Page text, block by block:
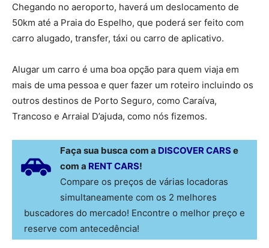
Chegando no aeroporto, haverá um deslocamento de
50km até a Praia do Espelho, que poderá ser feito com
carro alugado, transfer, táxi ou carro de aplicativo.
Alugar um carro é uma boa opção para quem viaja em
mais de uma pessoa e quer fazer um roteiro incluindo os
outros destinos de Porto Seguro, como Caraíva,
Trancoso e Arraial D’ajuda, como nós fizemos.
Faça sua busca com a DISCOVER CARSe
com a RENT CARS!
Compare os preços de várias locadoras
simultaneamente com os 2 melhores
buscadores do mercado! Encontre o melhor preço e
reserve com antecedência!